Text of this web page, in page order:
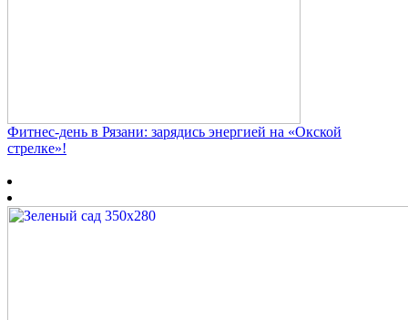
Фитнес‑день в Рязани: зарядись энергией на «Окской
стрелке»!